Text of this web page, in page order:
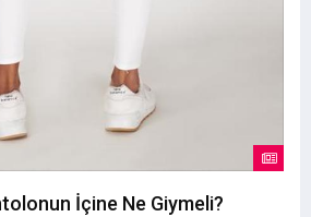
İçine Ne Giymeli?